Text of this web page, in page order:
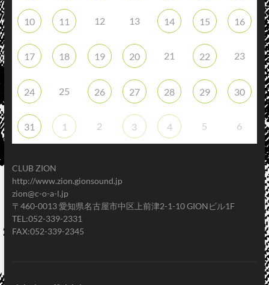
10 11 12 13 14 15 16
17 18 19 20 21 22 23
24 25 26 27 28 29 30
31 1 2 3 4 5 6
CLUB ZION
http://www.zion.gionsound.jp
zion@c-o-a-l.jp
〒460-0013 愛知県名古屋市中区上前津2-1-10 GIONビル1F
TEL:052-339-2331
FAX:052-339-2345